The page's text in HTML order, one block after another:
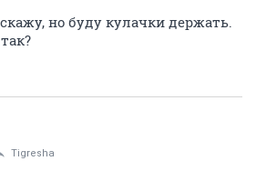
но буду кулачки держать.
Tigresha